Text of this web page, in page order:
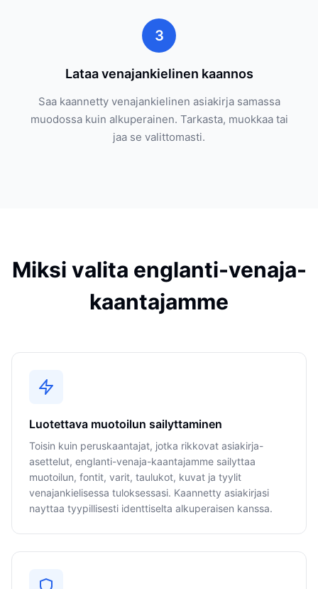
3
Lataa venajankielinen kaannos
Saa kaannetty venajankielinen asiakirja samassa
muodossa kuin alkuperainen. Tarkasta, muokkaa tai
jaa se valittomasti.
Miksi valita englanti-venaja-
kaantajamme
Luotettava muotoilun sailyttaminen
Toisin kuin peruskaantajat, jotka rikkovat asiakirja-
asettelut, englanti-venaja-kaantajamme sailyttaa
muotoilun, fontit, varit, taulukot, kuvat ja tyylit
venajankielisessa tuloksessasi. Kaannetty asiakirjasi
nayttaa tyypillisesti identtiselta alkuperaisen kanssa.